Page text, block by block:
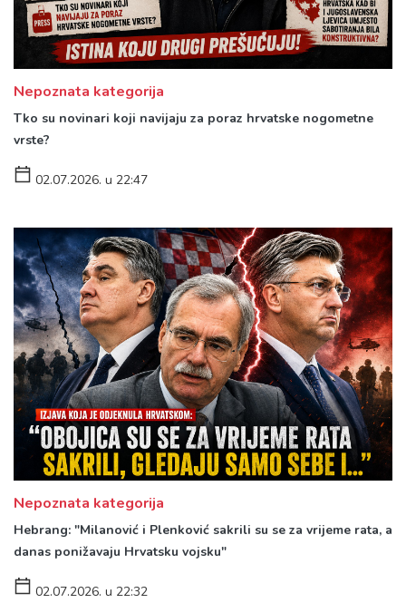
Nepoznata kategorija
Tko su novinari koji navijaju za poraz hrvatske nogometne
vrste?
02.07.2026. u 22:47
Nepoznata kategorija
Hebrang: "Milanović i Plenković sakrili su se za vrijeme rata, a
danas ponižavaju Hrvatsku vojsku"
02.07.2026. u 22:32